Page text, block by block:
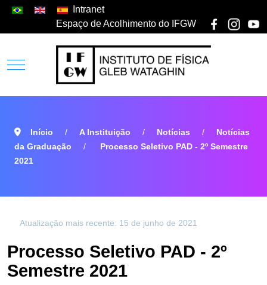
Intranet
Espaço de Acolhimento do IFGW
Início A Instituição Notícias
Notícias
da Graduação
Processo Seletivo PAD - 2º Semestre
2021
Atualização mais recente: 15 de junho de 2021
Processo Seletivo PAD - 2º
Semestre 2021